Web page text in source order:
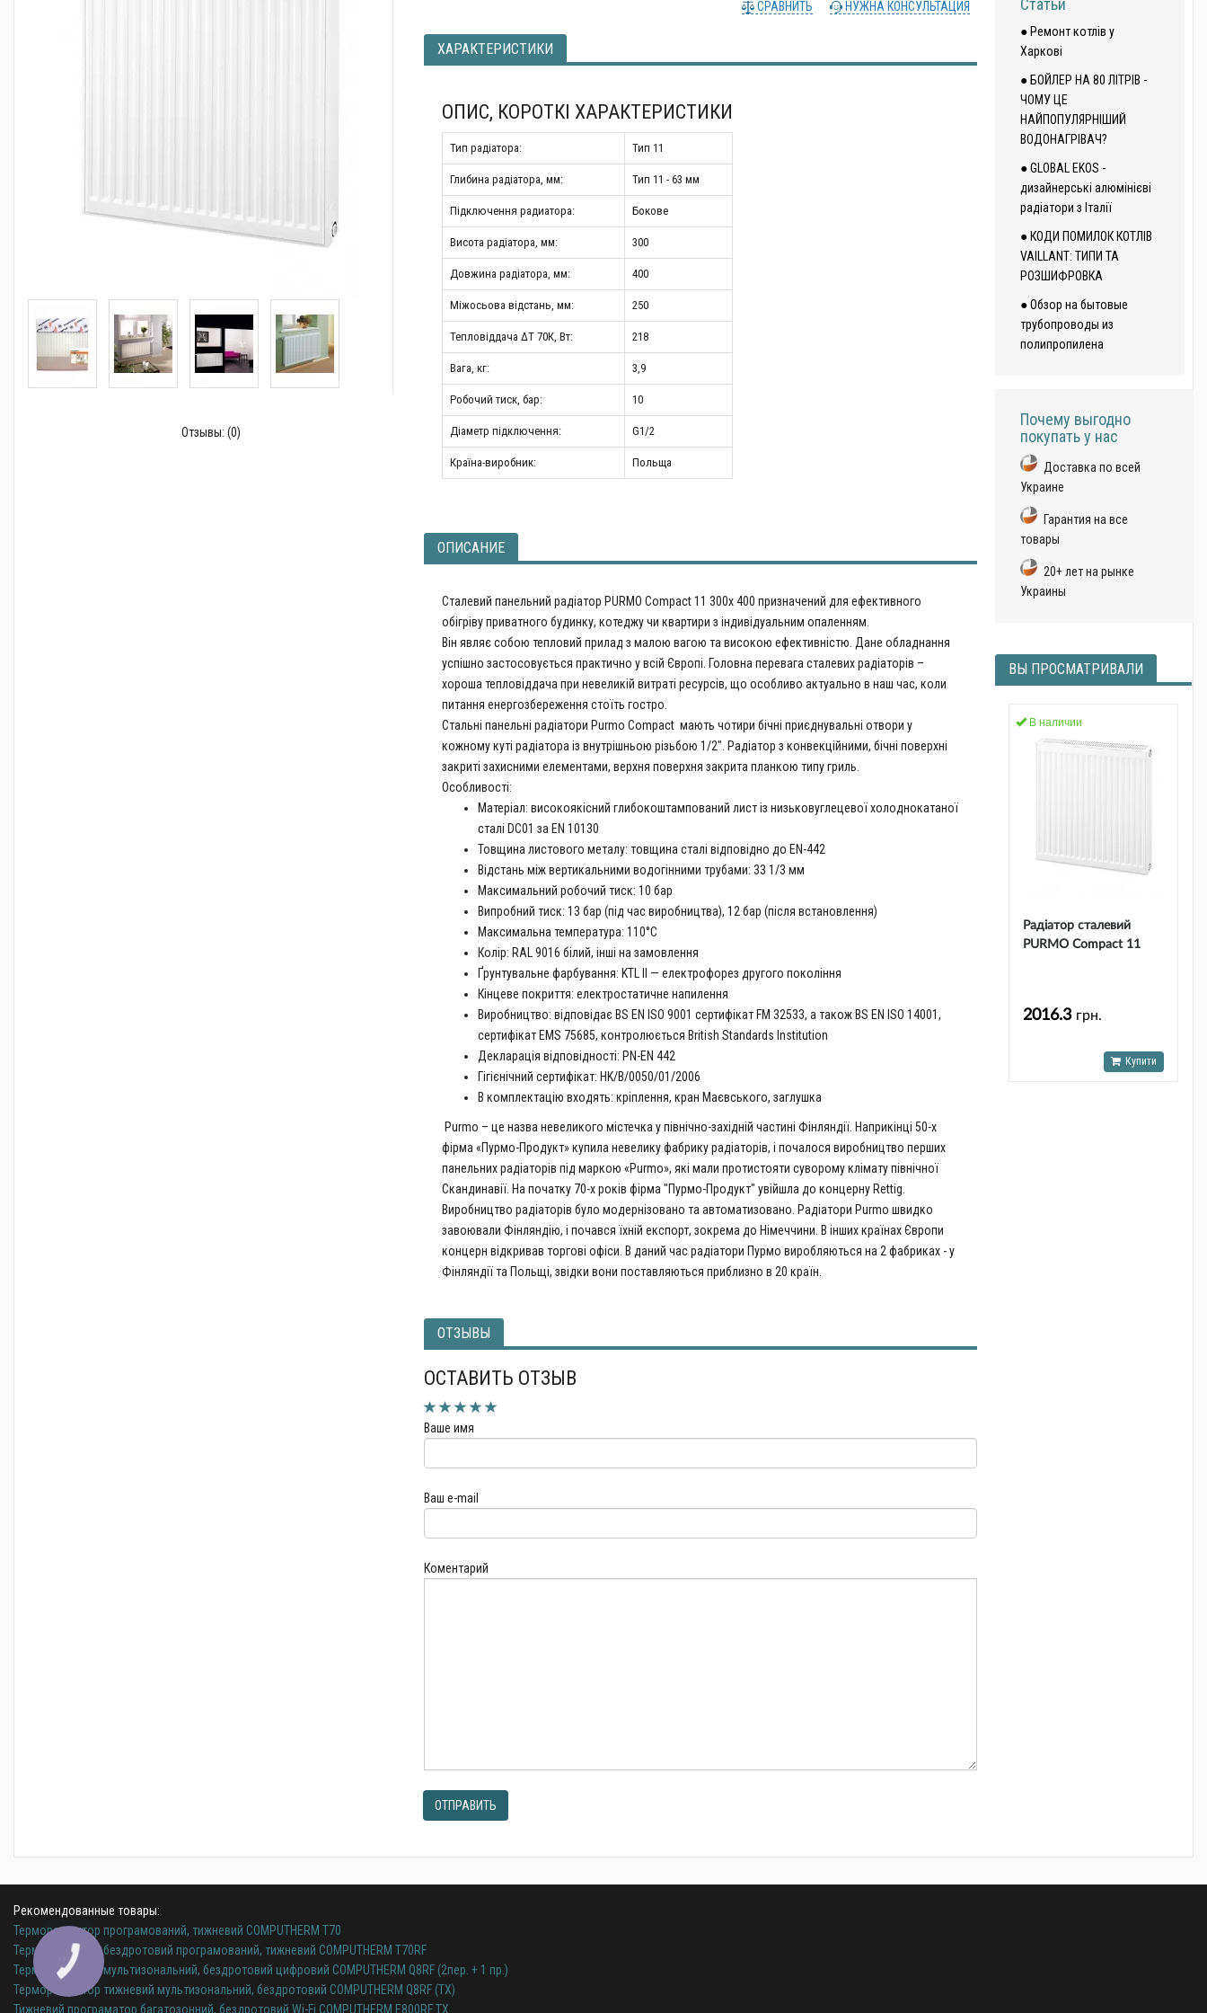
Отзывы: (0)
СРАВНИТЬ НУЖНА КОНСУЛЬТАЦИЯ
ХАРАКТЕРИСТИКИ
ОПИС, КОРОТКІ ХАРАКТЕРИСТИКИ
Тип радіатора: Тип 11
Глибина радіатора, мм: Тип 11 - 63 мм
Підключення радиатора: Бокове
Висота радіатора, мм: 300
Довжина радіатора, мм: 400
Міжосьова відстань, мм: 250
Тепловіддача ΔT 70К, Вт: 218
Вага, кг: 3,9
Робочий тиск, бар: 10
Діаметр підключення: G1/2
Країна-виробник: Польща
ОПИСАНИЕ
Сталевий панельний радіатор PURMO Compact 11 300x 400 призначений для ефективного
обігріву приватного будинку, котеджу чи квартири з індивідуальним опаленням.
Він являє собою тепловий прилад з малою вагою та високою ефективністю. Дане обладнання
успішно застосовується практично у всій Європі. Головна перевага сталевих радіаторів –
хороша тепловіддача при невеликій витраті ресурсів, що особливо актуально в наш час, коли
питання енергозбереження стоїть гостро.
Стальні панельні радіатори Purmo Compact мають чотири бічні приєднувальні отвори у
кожному куті радіатора із внутрішньою різьбою 1/2". Радіатор з конвекційними, бічні поверхні
закриті захисними елементами, верхня поверхня закрита планкою типу гриль.
Особливості:
Матеріал: високоякісний глибокоштампований лист із низьковуглецевої холоднокатаної
сталі DC01 за EN 10130
Товщина листового металу: товщина сталі відповідно до EN-442
Відстань між вертикальними водогінними трубами: 33 1/3 мм
Максимальний робочий тиск: 10 бар
Випробний тиск: 13 бар (під час виробництва), 12 бар (після встановлення)
Максимальна температура: 110°C
Колір: RAL 9016 білий, інші на замовлення
Ґрунтувальне фарбування: KTL II — електрофорез другого покоління
Кінцеве покриття: електростатичне напилення
Виробництво: відповідає BS EN ISO 9001 сертифікат FM 32533, а також BS EN ISO 14001,
сертифікат EMS 75685, контролюється British Standards Institution
Декларація відповідності: PN-EN 442
Гігієнічний сертифікат: HK/B/0050/01/2006
В комплектацію входять: кріплення, кран Маєвського, заглушка
Purmo – це назва невеликого містечка у північно-західній частині Фінляндії. Наприкінці 50-х
фірма «Пурмо-Продукт» купила невелику фабрику радіаторів, і почалося виробництво перших
панельних радіаторів під маркою «Purmo», які мали протистояти суворому клімату північної
Скандинавії. На початку 70-х років фірма "Пурмо-Продукт" увійшла до концерну Rettig.
Виробництво радіаторів було модернізовано та автоматизовано. Радіатори Purmo швидко
завоювали Фінляндію, і почався їхній експорт, зокрема до Німеччини. В інших країнах Європи
концерн відкривав торгові офіси. В даний час радіатори Пурмо виробляються на 2 фабриках - у
Фінляндії та Польщі, звідки вони поставляються приблизно в 20 країн.
ОТЗЫВЫ
ОСТАВИТЬ ОТЗЫВ
Ваше имя
Ваш e-mail
Коментарий
ОТПРАВИТЬ
Статьи
● Ремонт котлів у
Харкові
● БОЙЛЕР НА 80 ЛІТРІВ -
ЧОМУ ЦЕ
НАЙПОПУЛЯРНІШИЙ
ВОДОНАГРІВАЧ?
● GLOBAL EKOS -
дизайнерські алюмінієві
радіатори з Італії
● КОДИ ПОМИЛОК КОТЛІВ
VAILLANT: ТИПИ ТА
РОЗШИФРОВКА
● Обзор на бытовые
трубопроводы из
полипропилена
Почему выгодно
покупать у нас
Доставка по всей
Украине
Гарантия на все
товары
20+ лет на рынке
Украины
ВЫ ПРОСМАТРИВАЛИ
В наличии
Радіатор сталевий
PURMO Compact 11
2016.3 грн.
Купити
Рекомендованные товары:
Терморегулятор програмований, тижневий COMPUTHERM T70
Терморегулятор бездротовий програмований, тижневий COMPUTHERM T70RF
Терморегулятор мультизональний, бездротовий цифровий COMPUTHERM Q8RF (2пер. + 1 пр.)
Терморегулятор тижневий мультизональний, бездротовий COMPUTHERM Q8RF (TX)
Тижневий програматор багатозонний, бездротовий Wi-Fi COMPUTHERM E800RF TX
Труби та фітинги
Стабілізатори, акумулятори, генератори
Засоби для монтажа та догляду